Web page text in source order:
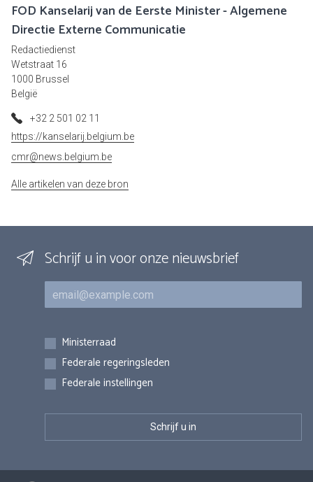
FOD Kanselarij van de Eerste Minister - Algemene
Directie Externe Communicatie
Redactiedienst
Wetstraat 16
1000 Brussel
België
+32 2 501 02 11
https://kanselarij.belgium.be
cmr@news.belgium.be
Alle artikelen van deze bron
Schrijf u in voor onze nieuwsbrief
E-mail
Inschrijvingen
Ministerraad
Federale regeringsleden
Federale instellingen